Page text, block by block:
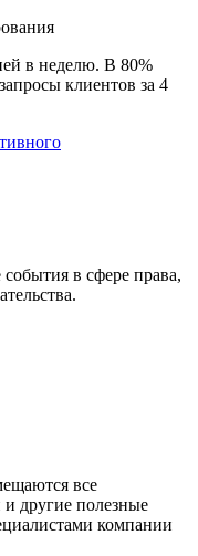
в неделю. В 80%
клиентов за 4
в сфере права,
все
другие полезные
компании